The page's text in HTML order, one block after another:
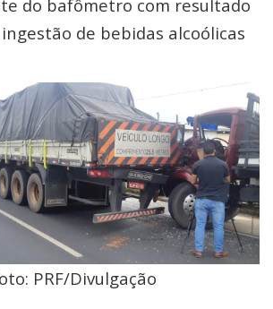
do bafômetro com resultado
de bebidas alcoólicas
PRF/Divulgação